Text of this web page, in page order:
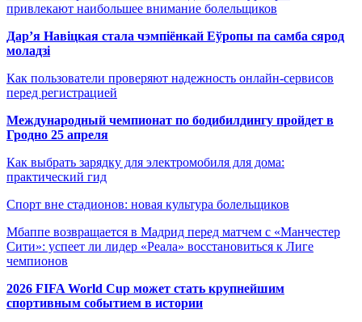
привлекают наибольшее внимание болельщиков
Дар’я Навіцкая стала чэмпіёнкай Еўропы па самба сярод
моладзі
Как пользователи проверяют надежность онлайн-сервисов
перед регистрацией
Международный чемпионат по бодибилдингу пройдет в
Гродно 25 апреля
Как выбрать зарядку для электромобиля для дома:
практический гид
Спорт вне стадионов: новая культура болельщиков
Мбаппе возвращается в Мадрид перед матчем с «Манчестер
Сити»: успеет ли лидер «Реала» восстановиться к Лиге
чемпионов
2026 FIFA World Cup может стать крупнейшим
спортивным событием в истории